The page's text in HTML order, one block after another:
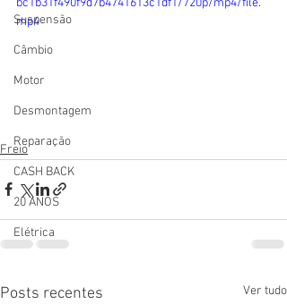
Suspensão
Câmbio
Motor
Desmontagem
Reparação
CASH BACK
20 ANOS
Elétrica
bc1b31f490f9d7b4741613c1df1/720p/mp4/file.
mp4
Freio
Posts recentes Ver tudo